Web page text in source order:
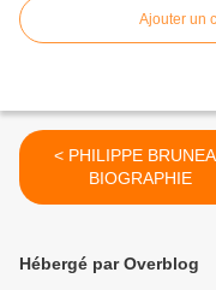
Ajouter un
< PHILIPPE BRUNEAU
BIOGRAPHIE
Hébergé par Overblog